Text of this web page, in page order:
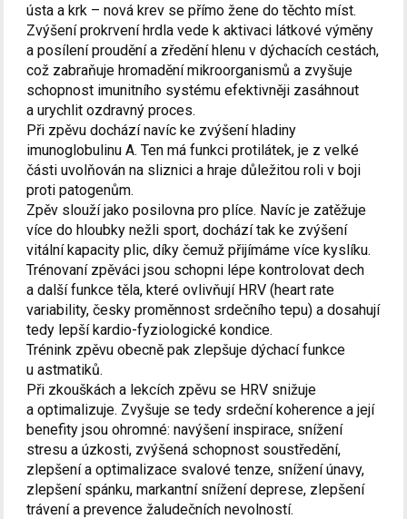
ústa a krk – nová krev se přímo žene do těchto míst.
Zvýšení prokrvení hrdla vede k aktivaci látkové výměny
a posílení proudění a zředění hlenu v dýchacích cestách,
což zabraňuje hromadění mikroorganismů a zvyšuje
schopnost imunitního systému efektivněji zasáhnout
a urychlit ozdravný proces.
Při zpěvu dochází navíc ke zvýšení hladiny
imunoglobulinu A. Ten má funkci protilátek, je z velké
části uvolňován na sliznici a hraje důležitou roli v boji
proti patogenům.
Zpěv slouží jako posilovna pro plíce. Navíc je zatěžuje
více do hloubky nežli sport, dochází tak ke zvýšení
vitální kapacity plic, díky čemuž přijímáme více kyslíku.
Trénovaní zpěváci jsou schopni lépe kontrolovat dech
a další funkce těla, které ovlivňují HRV (heart rate
variability, česky proměnnost srdečního tepu) a dosahují
tedy lepší kardio-fyziologické kondice.
Trénink zpěvu obecně pak zlepšuje dýchací funkce
u astmatiků.
Při zkouškách a lekcích zpěvu se HRV snižuje
a optimalizuje. Zvyšuje se tedy srdeční koherence a její
benefity jsou ohromné: navýšení inspirace, snížení
stresu a úzkosti, zvýšená schopnost soustředění,
zlepšení a optimalizace svalové tenze, snížení únavy,
zlepšení spánku, markantní snížení deprese, zlepšení
trávení a prevence žaludečních nevolností.